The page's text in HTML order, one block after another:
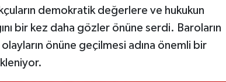
demokratik değerlere ve hukukun
bir kez daha gözler önüne serdi. Baroların
önüne geçilmesi adına önemli bir